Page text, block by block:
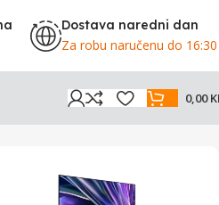
Dostava naredni dan
Za robu naručenu do
0,00